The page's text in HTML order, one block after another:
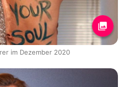
im Dezember 2020